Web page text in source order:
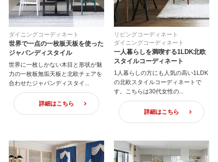
ダイニングコーディネート
世界で一点の一枚板天板を使った
ジャパンディスタイル
世界に一枚しかない木目と形状が魅
力の一枚板無垢天板と北欧チェアを
合わせたジャパンディスタイ...
詳細はこちら
リビングコーディネート
ダイニングコーディネート
一人暮らしを満喫する1LDK北欧
スタイルコーディネート
1人暮らしの方にも人気の高い1LDK
の北欧スタイルコーディネートで
す。こちらは30代女性の...
詳細はこちら